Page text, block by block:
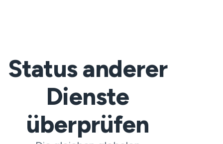
Status anderer
Dienste
überprüfen